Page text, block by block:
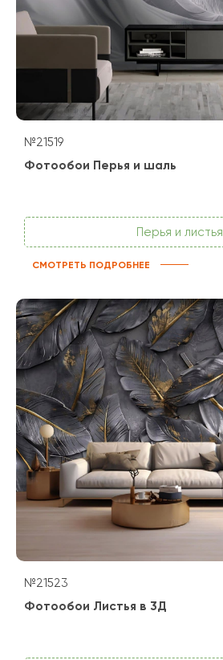
№21519
Фотообои Перья и шаль
Перья и листья
СМОТРЕТЬ ПОДРОБНЕЕ
№21523
Фотообои Листья в 3Д